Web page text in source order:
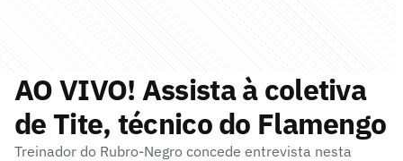
AO VIVO! Assista à coletiva
de Tite, técnico do Flamengo
Treinador do Rubro-Negro concede entrevista nesta